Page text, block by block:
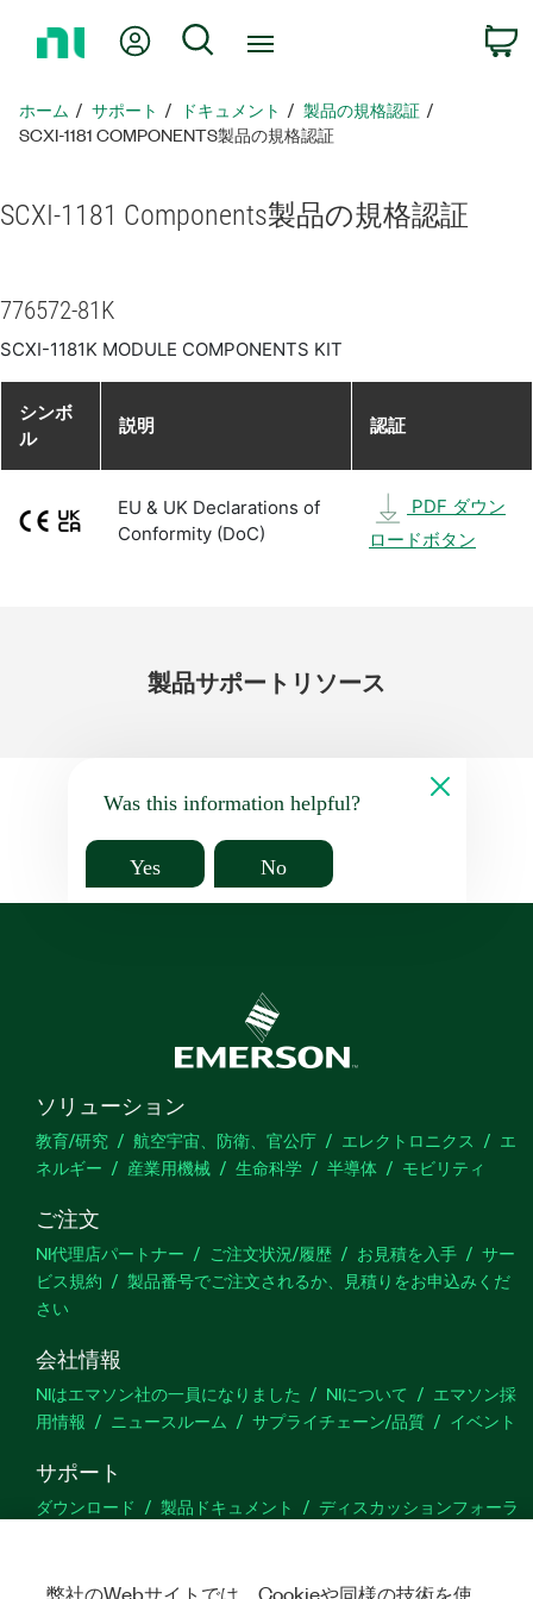
ペ
ー
戻
Myアカウント
検索
ホーム サポート ドキュメント
製品​の​規格​認証
SCXI-1181 COMPONENTS製品​の​規格​認証
SCXI-1181 Components製品​の​規格​認証
776572-81K
SCXI-1181K MODULE COMPONENTS KIT
シンボ
ル
説明 認証
EU & UK Declarations of
Conformity (DoC)
PDF ダウン
ロードボタン
製品サポート リソース
Was this information helpful?
Yes No
ソリューション
教育/研究 航空宇宙、防衛、官公庁 エレクトロニクス
エ
ネルギー
産業用機械 生命科学 半導体 モビリティ
ご注文
NI代理店パートナー ご注文状況/履歴 お見積を入手
サー
ビス規約
製品番号でご注文されるか、見積りをお申込みくだ
さい
会社情報
NIはエマソン社の一員になりました NIについて
エマソン採
用情報
ニュースルーム サプライチェーン/品質 イベント
サポート
ダウンロード 製品ドキュメント
ディスカッションフォーラ
弊社のWebサイトでは、Cookieや同様の技術を使